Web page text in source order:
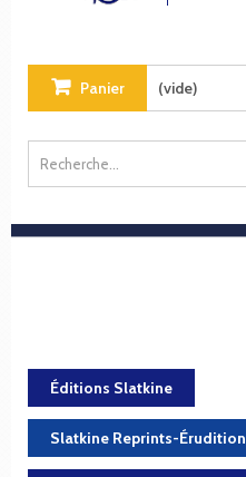
Panier (vide)
Éditions Slatkine
Slatkine Reprints-Érudition